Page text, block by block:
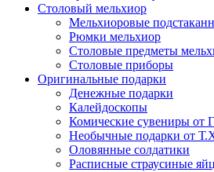
Столовый мельхиор
Мельхиоровые
Рюмки мельхиор
Столовые предметы
Столовые приборы
Оригинальные подарки
Денежные подарки
Калейдоскопы
Комические сувениры от
Необычные подарки от
Оловянные солдатики
Расписные страусиные